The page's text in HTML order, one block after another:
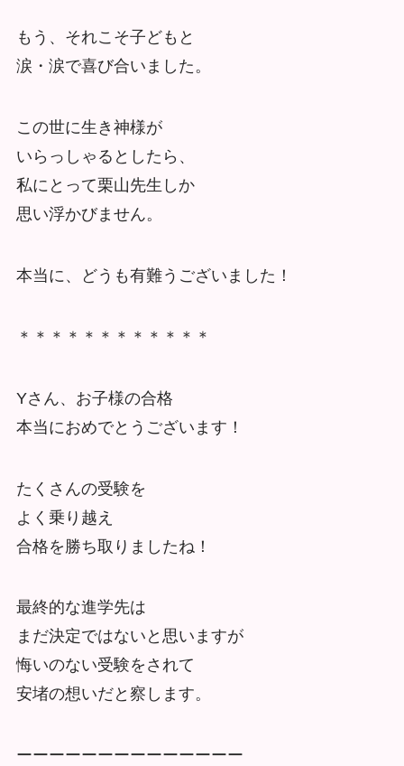
もう、それこそ子どもと
涙・涙で喜び合いました。
この世に生き神様が
いらっしゃるとしたら、
私にとって栗山先生しか
思い浮かびません。
本当に、どうも有難うございました！
＊＊＊＊＊＊＊＊＊＊＊＊
Yさん、お子様の合格
本当におめでとうございます！
たくさんの受験を
よく乗り越え
合格を勝ち取りましたね！
最終的な進学先は
まだ決定ではないと思いますが
悔いのない受験をされて
安堵の想いだと察します。
ーーーーーーーーーーーーーー